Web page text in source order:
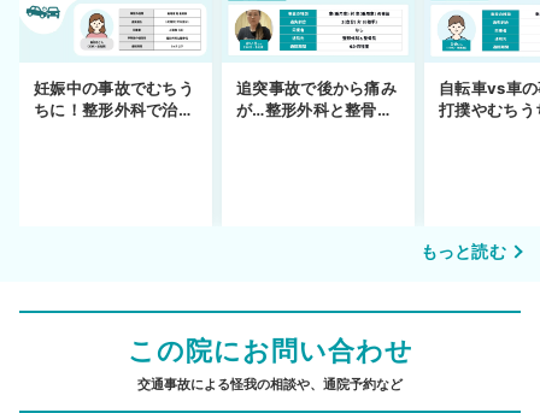
妊娠中の事故でむちう
ちに！整形外科で治療
追突事故で後から痛み
が…整形外科と整骨院
自転車vs車
打撲やむちう
もっと読む
この院にお問い合わせ
交通事故による怪我の相談や、通院予約など